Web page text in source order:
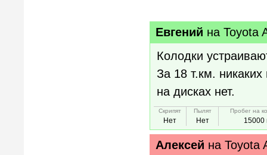
Евгений на Toyota
Колодки
За 18 т.км.
на дисках нет.
Скрипят
Нет
Пылят
Нет
Пробег на
15000
Алексей на Toyota